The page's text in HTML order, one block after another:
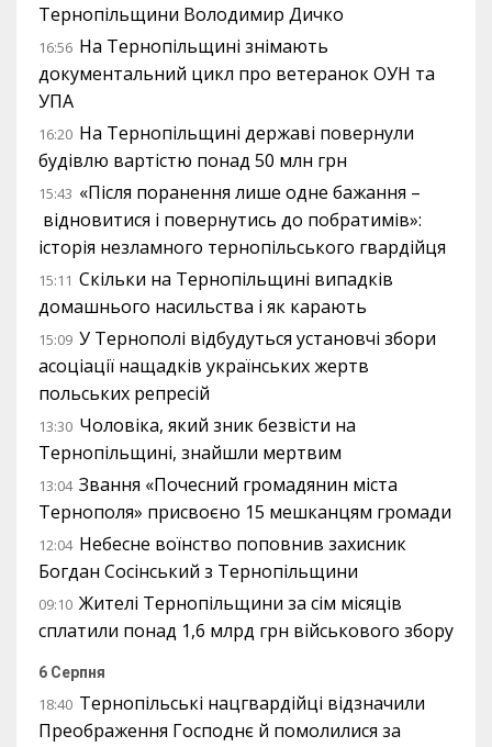
Тернопільщини Володимир Дичко
16:56 На Тернопільщині знімають
документальний цикл про ветеранок ОУН та
УПА
16:20 На Тернопільщині державі повернули
будівлю вартістю понад 50 млн грн
15:43 «Після поранення лише одне бажання –
відновитися і повернутись до побратимів»:
історія незламного тернопільського гвардійця
15:11 Скільки на Тернопільщині випадків
домашнього насильства і як карають
15:09 У Тернополі відбудуться установчі збори
асоціації нащадків українських жертв
польських репресій
13:30 Чоловіка, який зник безвісти на
Тернопільщині, знайшли мертвим
13:04 Звання «Почесний громадянин міста
Тернополя» присвоєно 15 мешканцям громади
12:04 Небесне воїнство поповнив захисник
Богдан Сосінський з Тернопільщини
09:10 Жителі Тернопільщини за сім місяців
сплатили понад 1,6 млрд грн військового збору
6 Серпня
18:40 Тернопільські нацгвардійці відзначили
Преображення Господнє й помолилися за